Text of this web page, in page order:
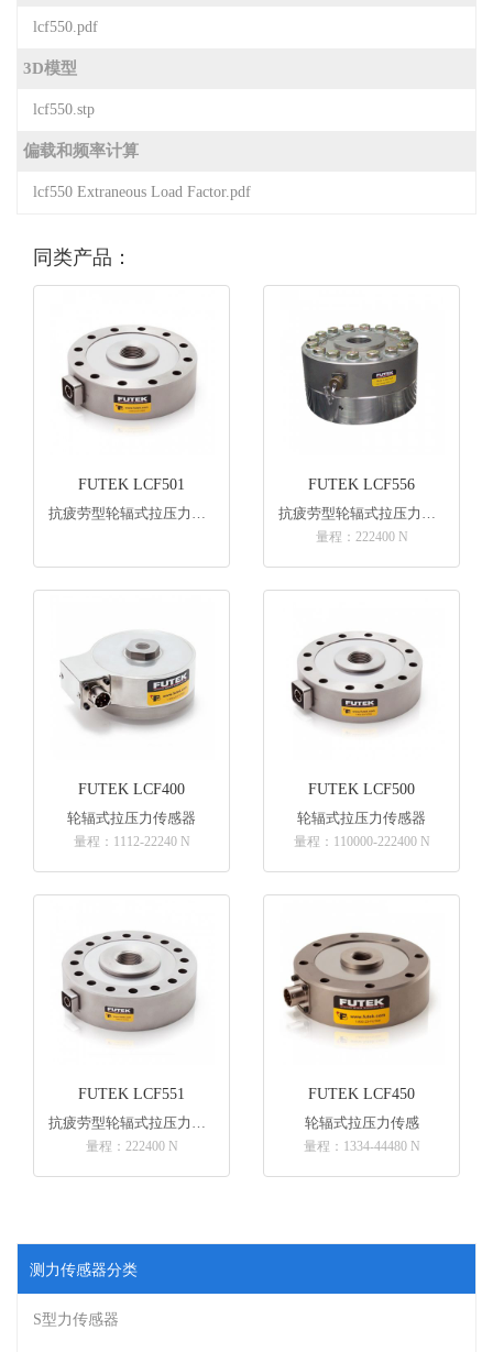
lcf550.pdf
3D模型
lcf550.stp
偏载和频率计算
lcf550 Extraneous Load Factor.pdf
同类产品：
FUTEK LCF501
抗疲劳型轮辐式拉压力传感器
FUTEK LCF556
抗疲劳型轮辐式拉压力传感器
量程：222400 N
FUTEK LCF400
轮辐式拉压力传感器
量程：1112-22240 N
FUTEK LCF500
轮辐式拉压力传感器
量程：110000-222400 N
FUTEK LCF551
抗疲劳型轮辐式拉压力传感器
量程：222400 N
FUTEK LCF450
轮辐式拉压力传感
量程：1334-44480 N
测力传感器分类
S型力传感器